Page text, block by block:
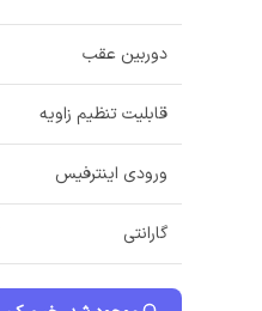
دوربین عقب
قابلیت تنظیم زاویه
ورودی اینترفیس
گارانتی